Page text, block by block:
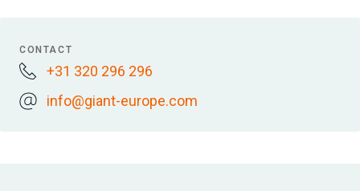
CONTACT
+31 320 296 296
info@giant-europe.com